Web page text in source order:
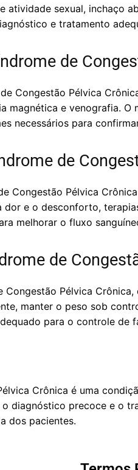
atividade sexual, inchaço
e tratamento
de
Congestão Pélvica
magnética e venografia.
necessários para
de
Congestão Pélvica
dor e o desconforto,
melhorar o fluxo
de
Congestão Pélvica
manter o peso sob
para o controle de
Crônica é uma
diagnóstico precoce e o
dos pacientes.